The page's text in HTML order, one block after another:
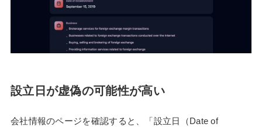
設立日が虚偽の可能性が高い
会社情報のページを確認すると、「設立日（Date of